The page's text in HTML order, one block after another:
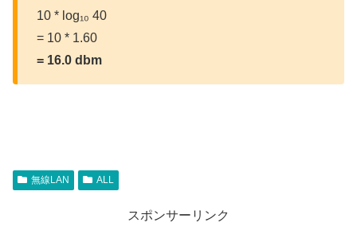
10 * log₁₀ 40
= 10 * 1.60
= 16.0 dbm
無線LAN ALL
スポンサーリンク